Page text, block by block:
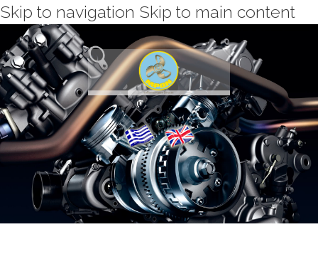
Skip to navigation Skip to main content